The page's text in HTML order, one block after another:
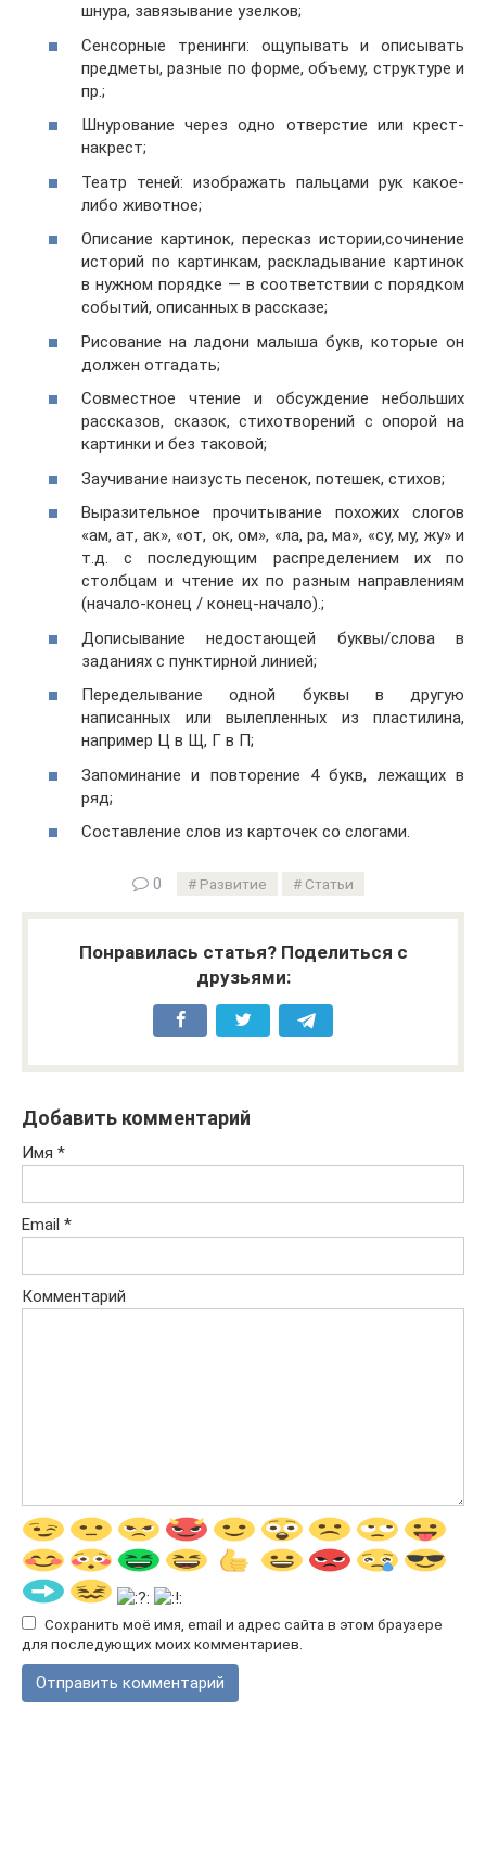
шнура, завязывание узелков;
Сенсорные тренинги: ощупывать и описывать
предметы, разные по форме, объему, структуре и
пр.;
Шнурование через одно отверстие или крест-
накрест;
Театр теней: изображать пальцами рук какое-
либо животное;
Описание картинок, пересказ истории,сочинение
историй по картинкам, раскладывание картинок
в нужном порядке — в соответствии с порядком
событий, описанных в рассказе;
Рисование на ладони малыша букв, которые он
должен отгадать;
Совместное чтение и обсуждение небольших
рассказов, сказок, стихотворений с опорой на
картинки и без таковой;
Заучивание наизусть песенок, потешек, стихов;
Выразительное прочитывание похожих слогов
«ам, ат, ак», «от, ок, ом», «ла, ра, ма», «су, му, жу» и
т.д. с последующим распределением их по
столбцам и чтение их по разным направлениям
(начало-конец / конец-начало).;
Дописывание недостающей буквы/слова в
заданиях с пунктирной линией;
Переделывание одной буквы в другую
написанных или вылепленных из пластилина,
например Ц в Щ, Г в П;
Запоминание и повторение 4 букв, лежащих в
ряд;
Составление слов из карточек со слогами.
0 Развитие Статьи
Понравилась статья? Поделиться с
друзьями:
Добавить комментарий
Имя *
Email *
Комментарий
Сохранить моё имя, email и адрес сайта в этом браузере
для последующих моих комментариев.